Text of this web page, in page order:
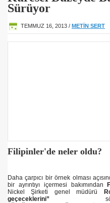
Sürüyor
TEMMUZ 16, 2013 / METİN SERT
Filipinler'de neler oldu?
Daha çarpıcı bir örnek olması
bir ayrıntıyı içermesi bakımından
Nickel Şirketi genel müdürü
geçeceklerini”
Raporu
katlediliyor